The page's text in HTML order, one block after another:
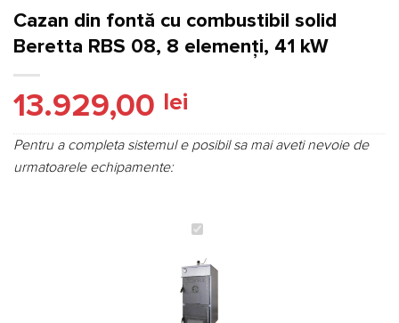
Cazan din fontă cu combustibil solid
Beretta RBS 08, 8 elemenți, 41 kW
13.929,00 lei
Pentru a completa sistemul e posibil sa mai aveti nevoie de
urmatoarele echipamente:
Cazan
fontă
cu
combustibil